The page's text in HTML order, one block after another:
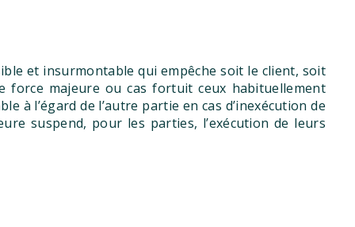
et insurmontable qui empêche soit le client, soit
force majeure ou cas fortuit ceux habituellement
l’égard de l’autre partie en cas d’inexécution de
suspend, pour les parties, l’exécution de leurs